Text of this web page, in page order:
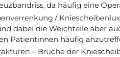
da häufig eine
/
dabei die Weichteile aber
Patientinnen häufig
– Brüche der